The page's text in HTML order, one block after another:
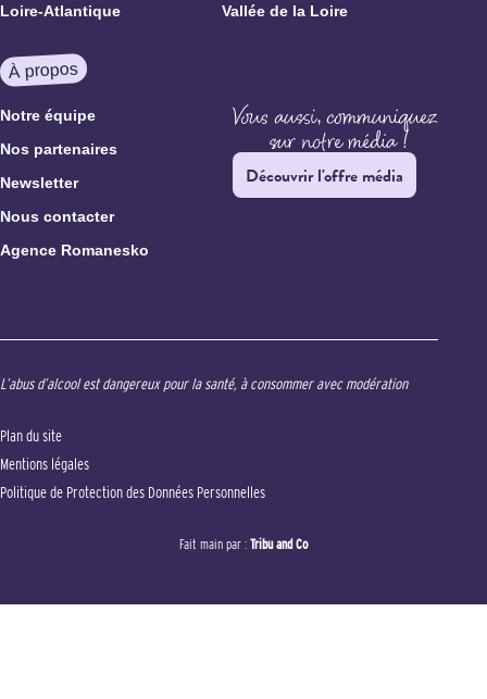
Loire-Atlantique
Vallée de la Loire
À propos
Notre équipe
Nos partenaires
Newsletter
Nous contacter
Agence Romanesko
Découvrir l'offre média
L’abus d’alcool est dangereux pour la santé, à consommer avec modération
Plan du site
Mentions légales
Politique de Protection des Données Personnelles
Fait main par : Tribu and Co